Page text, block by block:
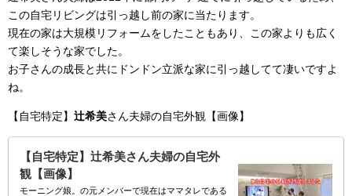
この自宅リビングは引っ越し前の家に当たります。
現在の家は大規模リフォームをしたこともあり、この家よりも広く
て楽しそうな家でした。
お子さんの成長と共にドンドン立派な家に引っ越してて凄いですよ
ね。
【自宅特定】 辻希美さん夫婦の自宅外観【画像】
【自宅特定】辻希美さん夫婦の自宅外
観【画像】
モーニング娘。の元メンバーで現在はママタレである